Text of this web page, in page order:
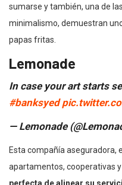
sumarse y también, una de
minimalismo, demuestran
papas fritas.
Lemonade
In case your art starts
#banksyed
— Lemonade
Esta compañía aseguradora,
apartamentos, cooperativas
perfecta de alinear su